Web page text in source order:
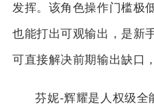
发挥。该角色操作门槛极
也能打出可观输出，是新
可直接解决前期输出缺口
芬妮-辉耀是人权级全